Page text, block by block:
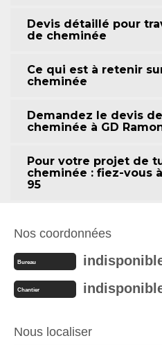
Devis détaillé pour
de cheminée
Ce qui est à retenir
cheminée
Demandez le devis
cheminée à GD
Pour votre projet de
cheminée : fiez-vous
95
Nos coordonnées
Bureau
Chantier
Nous localiser